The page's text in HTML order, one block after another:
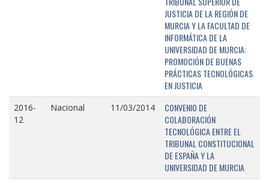
JUSTICIA DE LA REGIÓN DE
MURCIA Y LA FACULTAD DE
INFORMÁTICA DE LA
UNIVERSIDAD DE MURCIA:
PROMOCIÓN DE BUENAS
PRÁCTICAS TECNOLÓGICAS
EN JUSTICIA
2016-
12
Nacional 11/03/2014
CONVENIO DE
COLABORACIÓN
TECNOLÓGICA ENTRE EL
TRIBUNAL CONSTITUCIONAL
DE ESPAÑA Y LA
UNIVERSIDAD DE MURCIA